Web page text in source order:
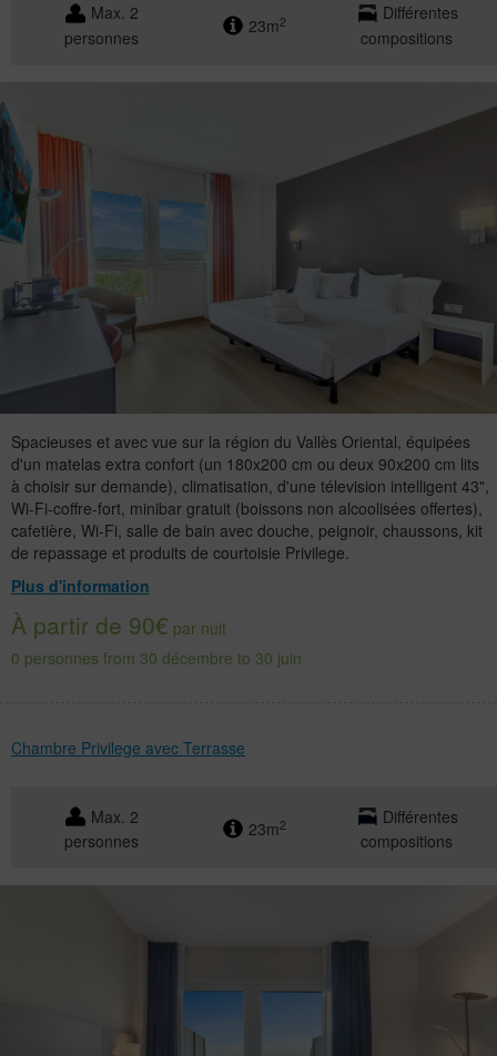
Max. 2
personnes
23m2
Différentes
compositions
Spacieuses et avec vue sur la région du Vallès Oriental, équipées
d'un matelas extra confort (un 180x200 cm ou deux 90x200 cm lits
à choisir sur demande), climatisation, d'une télevision intelligent 43",
Wi-Fi-coffre-fort, minibar gratuit (boissons non alcoolisées offertes),
cafetière, Wi-Fi, salle de bain avec douche, peignoir, chaussons, kit
de repassage et produits de courtoisie Privilege.
Plus d'information
À partir de 90€ par nuit
0 personnes from 30 décembre to 30 juin
Chambre Privilege avec Terrasse
Max. 2
personnes
23m2
Différentes
compositions